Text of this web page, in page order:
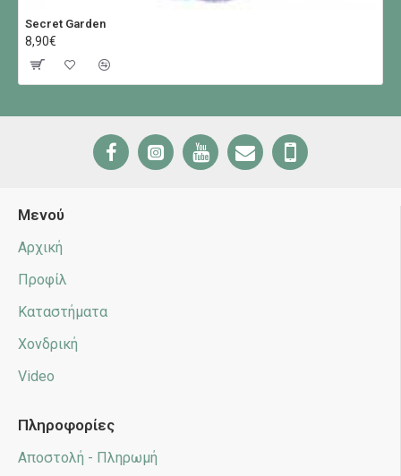
Secret Garden
8,90€
Μενού
Αρχική
Προφίλ
Καταστήματα
Χονδρική
Video
Πληροφορίες
Αποστολή - Πληρωμή